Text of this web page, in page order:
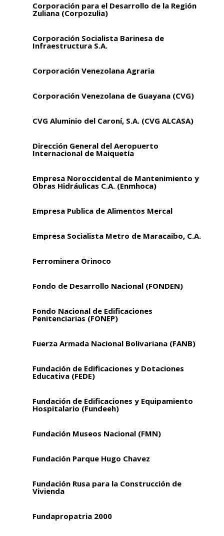
Corporación para el Desarrollo de la Región
Zuliana (Corpozulia)
Corporación Socialista Barinesa de
Infraestructura S.A.
Corporación Venezolana Agraria
Corporación Venezolana de Guayana (CVG)
CVG Aluminio del Caroní, S.A. (CVG ALCASA)
Dirección General del Aeropuerto
Internacional de Maiquetía
Empresa Noroccidental de Mantenimiento y
Obras Hidráulicas C.A. (Enmhoca)
Empresa Publica de Alimentos Mercal
Empresa Socialista Metro de Maracaibo, C.A.
Ferrominera Orinoco
Fondo de Desarrollo Nacional (FONDEN)
Fondo Nacional de Edificaciones
Penitenciarias (FONEP)
Fuerza Armada Nacional Bolivariana (FANB)
Fundación de Edificaciones y Dotaciones
Educativa (FEDE)
Fundación de Edificaciones y Equipamiento
Hospitalario (Fundeeh)
Fundación Museos Nacional (FMN)
Fundación Parque Hugo Chavez
Fundación Rusa para la Construcción de
Vivienda
Fundapropatria 2000